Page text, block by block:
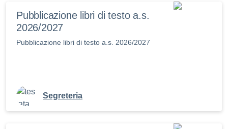
Pubblicazione libri di testo a.s.
2026/2027
Pubblicazione libri di testo a.s. 2026/2027
Segreteria